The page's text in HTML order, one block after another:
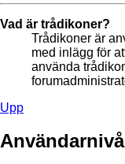
Vad är trådikoner?
Trådikoner är
med inlägg för
använda
Upp